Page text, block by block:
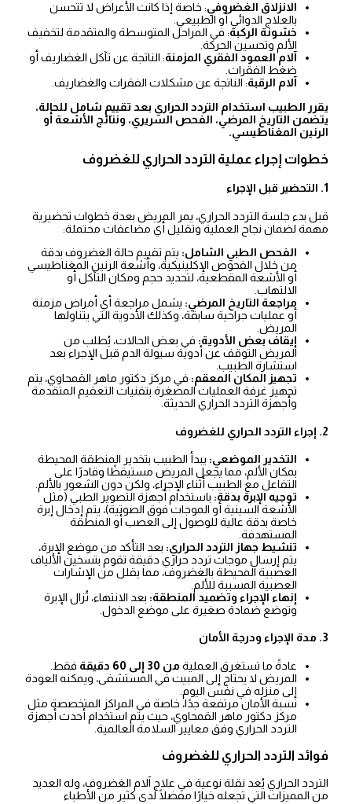
الانزلاق الغضروفي: خاصة إذا كانت الأعراض لا تتحسن
بالعلاج الدوائي أو الطبيعي.
خشونة الركبة: في المراحل المتوسطة والمتقدمة لتخفيف
الألم وتحسين الحركة.
آلام العمود الفقري المزمنة: الناتجة عن تآكل الغضاريف أو
ضغط الفقرات.
آلام الرقبة: الناتجة عن مشكلات الفقرات والغضاريف.
يقرر الطبيب استخدام التردد الحراري بعد تقييم شامل للحالة،
يتضمن التاريخ المرضي، الفحص السريري، ونتائج الأشعة أو
الرنين المغناطيسي.
خطوات إجراء عملية التردد الحراري للغضروف
1. التحضير قبل الإجراء
قبل بدء جلسة التردد الحراري، يمر المريض بعدة خطوات تحضيرية
مهمة لضمان نجاح العملية وتقليل أي مضاعفات محتملة:
الفحص الطبي الشامل: يتم تقييم حالة الغضروف بدقة
من خلال الفحوص الإكلينيكية، وأشعة الرنين المغناطيسي
أو الأشعة المقطعية، لتحديد حجم ومكان التآكل أو
الالتهاب.
مراجعة التاريخ المرضي: يشمل مراجعة أي أمراض مزمنة
أو عمليات جراحية سابقة، وكذلك الأدوية التي يتناولها
المريض.
إيقاف بعض الأدوية: في بعض الحالات، يُطلب من
المريض التوقف عن أدوية سيولة الدم قبل الإجراء بعد
استشارة الطبيب.
تجهيز المكان المعقم: في مركز دكتور ماهر القمحاوي، يتم
تجهيز غرفة العمليات المصغرة بتقنيات التعقيم المتقدمة
وأجهزة التردد الحراري الحديثة.
2. إجراء التردد الحراري للغضروف
التخدير الموضعي: يبدأ الطبيب بتخدير المنطقة المحيطة
بمكان الألم، مما يجعل المريض مستيقظًا وقادرًا على
التفاعل مع الطبيب أثناء الإجراء، ولكن دون الشعور بالألم.
توجيه الإبرة بدقة: باستخدام أجهزة التصوير الطبي (مثل
الأشعة السينية أو الموجات فوق الصوتية)، يتم إدخال إبرة
خاصة بدقة عالية للوصول إلى العصب أو المنطقة
المستهدفة.
تنشيط جهاز التردد الحراري: بعد التأكد من موضع الإبرة،
يتم إرسال موجات تردد حراري دقيقة تقوم بتسخين الألياف
العصبية المحيطة بالغضروف، مما يقلل من الإشارات
العصبية المسببة للألم.
إنهاء الإجراء وتضميد المنطقة: بعد الانتهاء، تُزال الإبرة
وتوضع ضمادة صغيرة على موضع الدخول.
3. مدة الإجراء ودرجة الأمان
عادةً ما تستغرق العملية من 30 إلى 60 دقيقة
فقط.
المريض لا يحتاج إلى المبيت في المستشفى، ويمكنه العودة
إلى منزله في نفس اليوم.
نسبة الأمان مرتفعة جدًا، خاصة في المراكز المتخصصة مثل
مركز دكتور ماهر القمحاوي، حيث يتم استخدام أحدث أجهزة
التردد الحراري وفق معايير السلامة العالمية.
فوائد التردد الحراري للغضروف
التردد الحراري يُعد نقلة نوعية في علاج آلام الغضروف، وله العديد
من المميزات التي تجعله خيارًا مفضلًا لدى كثير من الأطباء